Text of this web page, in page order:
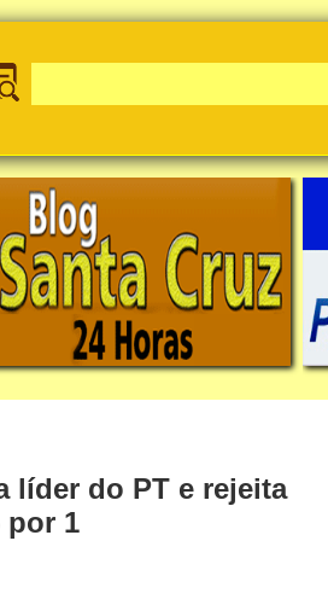
líder do PT e rejeita
por 1